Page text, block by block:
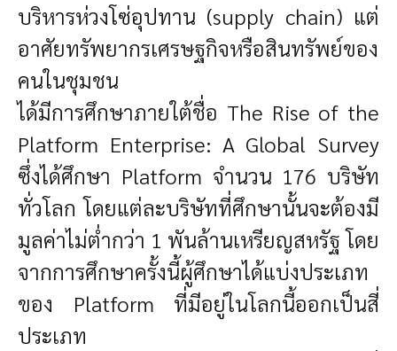
บริหารห่วงโซ่อุปทาน (supply chain) แต่
อาศัยทรัพยากรเศรษฐกิจหรือสินทรัพย์ของ
คนในชุมชน
ได้มีการศึกษาภายใต้ชื่อ The Rise of the
Platform Enterprise: A Global Survey
ซึ่งได้ศึกษา Platform จำนวน 176 บริษัท
ทั่วโลก โดยแต่ละบริษัทที่ศึกษานั้นจะต้องมี
มูลค่าไม่ต่ำกว่า 1 พันล้านเหรียญสหรัฐ โดย
จากการศึกษาครั้งนี้ผู้ศึกษาได้แบ่งประเภท
ของ Platform ที่มีอยู่ในโลกนี้ออกเป็นสี่
ประเภท